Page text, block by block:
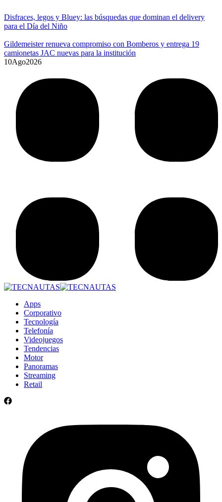
Disfraces, legos y Bluey: las búsquedas que dominan el delivery
para el Día del Niño
Gildemeister renueva compromiso con Bomberos y entrega 19
camionetas JAC nuevas para la institución
10Ago2026
Apps
Corporativo
Tecnología
Telefonía
Videojuegos
Tendencias
Motor
Panoramas
Streaming
Retail